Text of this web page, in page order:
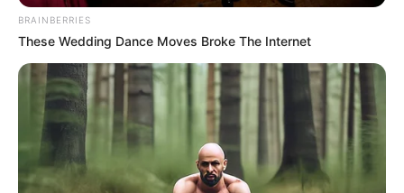
BRAINBERRIES
These Wedding Dance Moves Broke The Internet